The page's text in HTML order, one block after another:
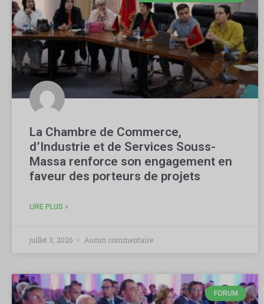
La Chambre de Commerce,
d’Industrie et de Services Souss-
Massa renforce son engagement en
faveur des porteurs de projets
LIRE PLUS »
juillet 3, 2026 Aucun commentaire
FORUM